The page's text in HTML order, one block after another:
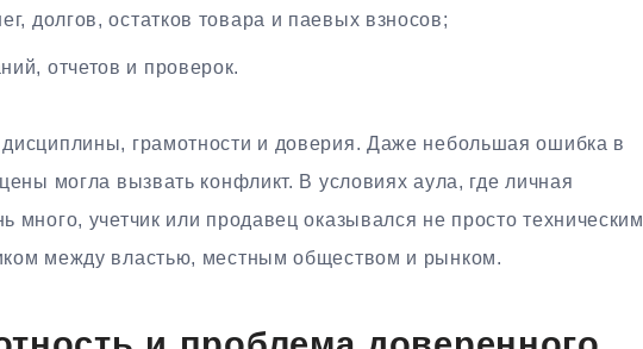
долгов, остатков товара и паевых взносов;
отчетов и проверок.
грамотности и доверия. Даже небольшая ошибка в
могла вызвать конфликт. В условиях аула, где личная
много, учетчик или продавец оказывался не просто техническим
между властью, местным обществом и рынком.